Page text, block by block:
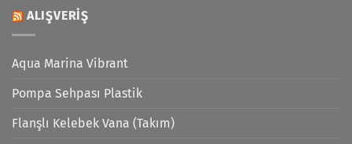
ALIŞVERIŞ
Aqua Marina Vibrant
Pompa Sehpası Plastik
Flanşlı Kelebek Vana (Takım)